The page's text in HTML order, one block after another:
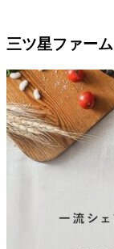
三ツ星ファーム